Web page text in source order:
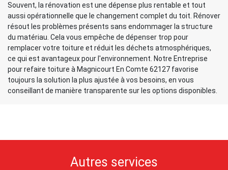
Souvent, la rénovation est une dépense plus rentable et tout
aussi opérationnelle que le changement complet du toit. Rénover
résout les problèmes présents sans endommager la structure
du matériau. Cela vous empêche de dépenser trop pour
remplacer votre toiture et réduit les déchets atmosphériques,
ce qui est avantageux pour l'environnement. Notre Entreprise
pour refaire toiture à Magnicourt En Comte 62127 favorise
toujours la solution la plus ajustée à vos besoins, en vous
conseillant de manière transparente sur les options disponibles.
Autres services